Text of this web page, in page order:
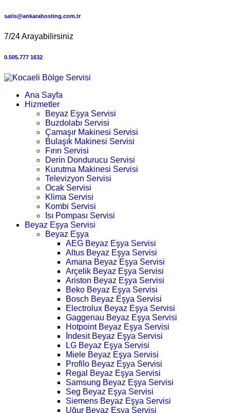
satis@ankarahosting.com.tr
7/24 Arayabilirsiniz
0.505.777 1632
Ana Sayfa
Hizmetler
Beyaz Eşya Servisi
Buzdolabı Servisi
Çamaşır Makinesi Servisi
Bulaşık Makinesi Servisi
Fırın Servisi
Derin Dondurucu Servisi
Kurutma Makinesi Servisi
Televizyon Servisi
Ocak Servisi
Klima Servisi
Kombi Servisi
Isı Pompası Servisi
Beyaz Eşya Servisi
Beyaz Eşya
AEG Beyaz Eşya Servisi
Altus Beyaz Eşya Servisi
Amana Beyaz Eşya Servisi
Arçelik Beyaz Eşya Servisi
Ariston Beyaz Eşya Servisi
Beko Beyaz Eşya Servisi
Bosch Beyaz Eşya Servisi
Electrolux Beyaz Eşya Servisi
Gaggenau Beyaz Eşya Servisi
Hotpoint Beyaz Eşya Servisi
İndesit Beyaz Eşya Servisi
LG Beyaz Eşya Servisi
Miele Beyaz Eşya Servisi
Profilo Beyaz Eşya Servisi
Regal Beyaz Eşya Servisi
Samsung Beyaz Eşya Servisi
Seg Beyaz Eşya Servisi
Siemens Beyaz Eşya Servisi
Uğur Beyaz Eşya Servisi